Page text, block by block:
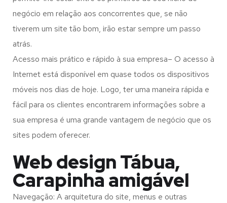
negócio em relação aos concorrentes que, se não
tiverem um site tão bom, irão estar sempre um passo
atrás.
Acesso mais prático e rápido à sua empresa– O acesso à
Internet está disponível em quase todos os dispositivos
móveis nos dias de hoje. Logo, ter uma maneira rápida e
fácil para os clientes encontrarem informações sobre a
sua empresa é uma grande vantagem de negócio que os
sites podem oferecer.
Web design Tábua,
Carapinha amigável
Navegação: A arquitetura do site, menus e outras